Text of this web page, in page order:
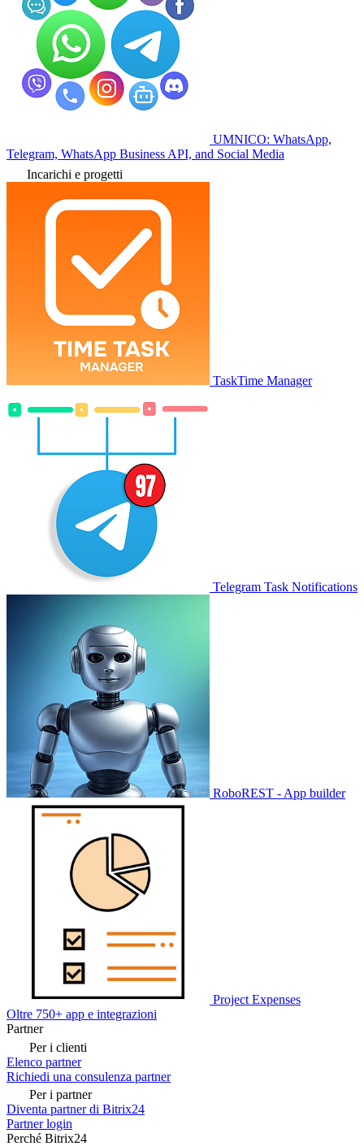
UMNICO: WhatsApp,
Telegram, WhatsApp Business API, and Social Media
Incarichi e progetti
TaskTime Manager
Telegram Task Notifications
RoboREST - App builder
Project Expenses
Oltre 750+ app e integrazioni
Partner
Per i clienti
Elenco partner
Richiedi una consulenza partner
Per i partner
Diventa partner di Bitrix24
Partner login
Perché Bitrix24